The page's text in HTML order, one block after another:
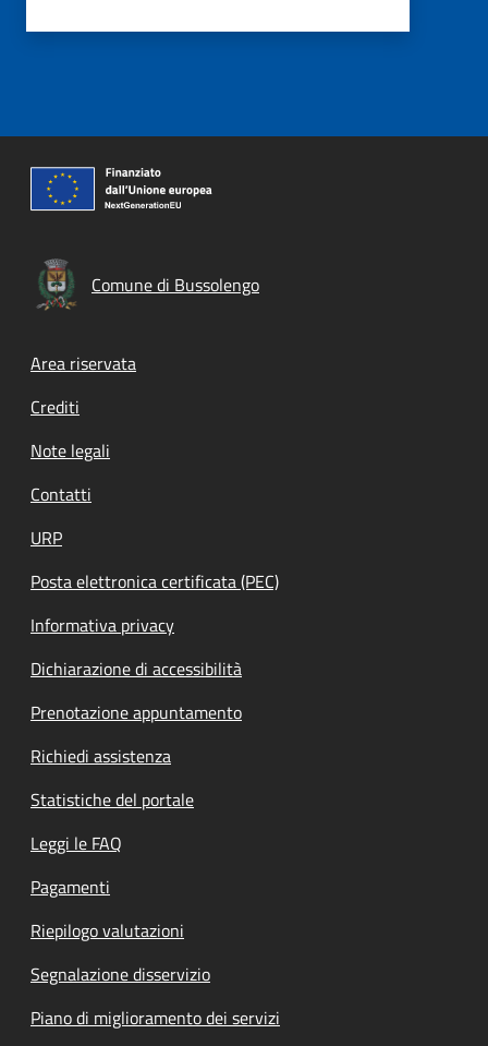
Comune di Bussolengo
Footer menu
Area riservata
Crediti
Note legali
Contatti
URP
Posta elettronica certificata (PEC)
Informativa privacy
Dichiarazione di accessibilità
Prenotazione appuntamento
Richiedi assistenza
Statistiche del portale
Leggi le FAQ
Pagamenti
Riepilogo valutazioni
Segnalazione disservizio
Piano di miglioramento dei servizi